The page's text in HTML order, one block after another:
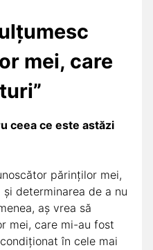
mei, care
ceea ce este astăzi
părinților mei,
determinarea de a nu
aș vrea să
mei, care mi-au fost
în cele mai